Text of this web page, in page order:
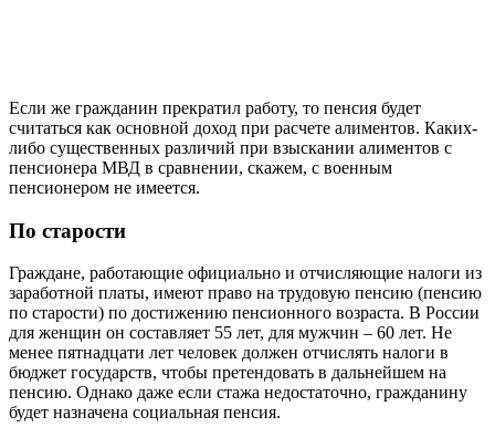
Если же гражданин прекратил работу, то пенсия будет
считаться как основной доход при расчете алиментов. Каких-
либо существенных различий при взыскании алиментов с
пенсионера МВД в сравнении, скажем, с военным
пенсионером не имеется.
По старости
Граждане, работающие официально и отчисляющие налоги из
заработной платы, имеют право на трудовую пенсию (пенсию
по старости) по достижению пенсионного возраста. В России
для женщин он составляет 55 лет, для мужчин – 60 лет. Не
менее пятнадцати лет человек должен отчислять налоги в
бюджет государств, чтобы претендовать в дальнейшем на
пенсию. Однако даже если стажа недостаточно, гражданину
будет назначена социальная пенсия.